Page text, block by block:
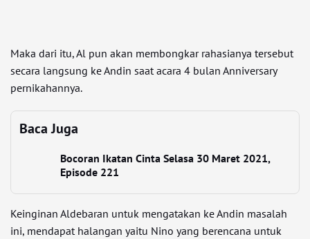
Maka dari itu, Al pun akan membongkar rahasianya tersebut
secara langsung ke Andin saat acara 4 bulan Anniversary
pernikahannya.
Baca Juga
Bocoran Ikatan Cinta Selasa 30 Maret 2021,
Episode 221
Keinginan Aldebaran untuk mengatakan ke Andin masalah
ini, mendapat halangan yaitu Nino yang berencana untuk